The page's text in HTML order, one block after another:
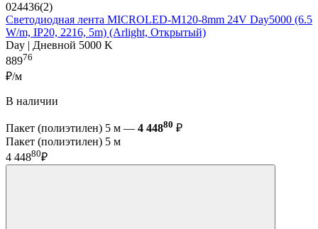
024436(2)
Светодиодная лента MICROLED-M120-8mm 24V Day5000 (6.5
W/m, IP20, 2216, 5m) (Arlight, Открытый)
Day | Дневной 5000 K
88976
₽/м
В наличии
Пакет (полиэтилен) 5 м — 4 44880 ₽
Пакет (полиэтилен) 5 м
4 44880₽